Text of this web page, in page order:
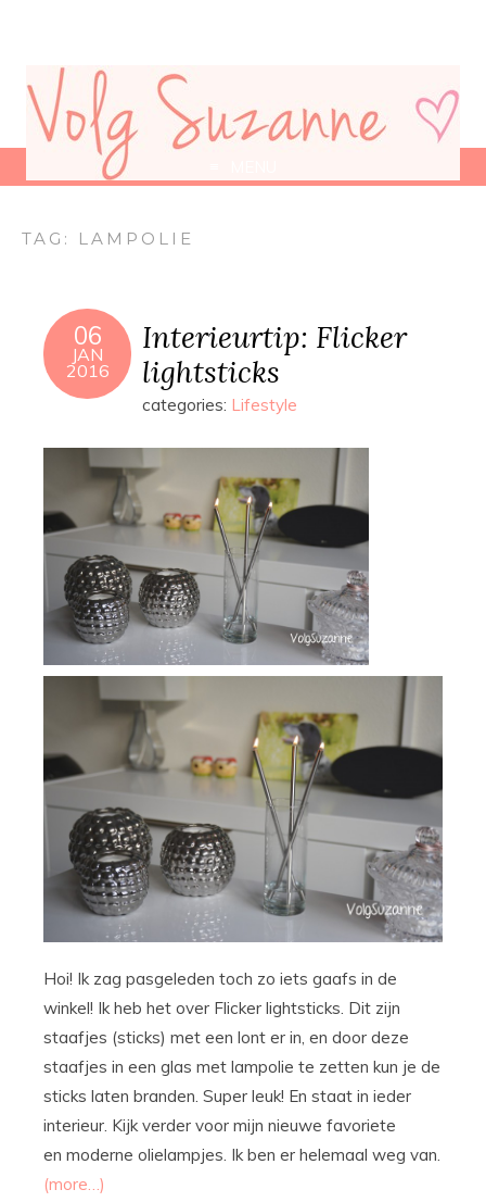
TAG: LAMPOLIE
06
JAN
2016
Interieurtip: Flicker
lightsticks
categories: Lifestyle
Hoi! Ik zag pasgeleden toch zo iets gaafs in de
winkel! Ik heb het over Flicker lightsticks. Dit zijn
staafjes (sticks) met een lont er in, en door deze
staafjes in een glas met lampolie te zetten kun je de
sticks laten branden. Super leuk! En staat in ieder
interieur. Kijk verder voor mijn nieuwe favoriete
en moderne olielampjes. Ik ben er helemaal weg van.
(more…)